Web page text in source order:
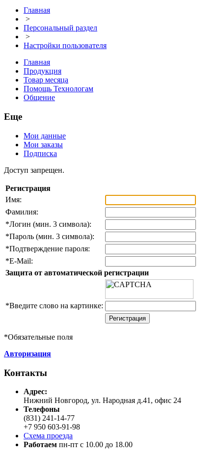
Главная
>
Персональный раздел
>
Настройки пользователя
Главная
Продукция
Товар месяца
Помощь Технологам
Общение
Еще
Мои данные
Мои заказы
Подписка
Доступ запрещен.
Регистрация
Имя:
Фамилия:
*Логин (мин. 3 символа):
*Пароль (мин. 3 символа):
*Подтверждение пароля:
*E-Mail:
Защита от автоматической регистрации
*Введите слово на картинке:
*Обязательные поля
Авторизация
Контакты
Адреc:
Нижний Новгород, ул. Народная д.41, офис 24
Телефоны
(831) 241-14-77
+7 950 603-91-98
Схема проезда
Работаем пн-пт с 10.00 до 18.00